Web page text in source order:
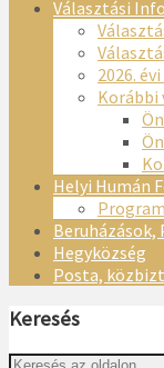
Választási
2026.
Korábbi
Helyi Humán
Hegyközség
Posta,
Keresés